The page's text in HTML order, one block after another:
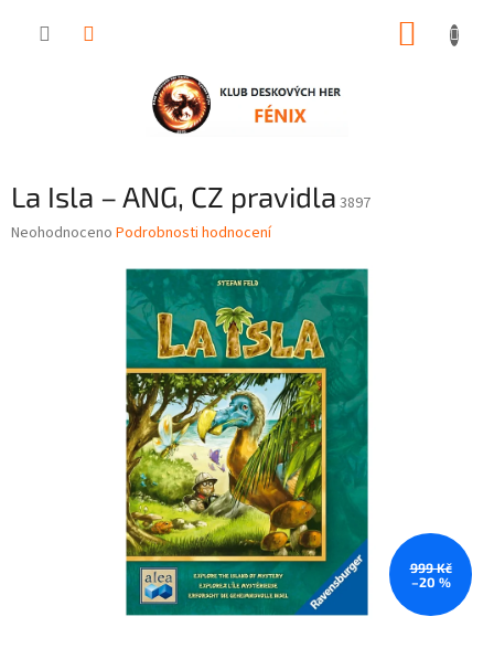
La Isla – ANG, CZ pravidla 3897
Průměrné
Neohodnoceno Podrobnosti hodnocení
999 Kč
–20 %